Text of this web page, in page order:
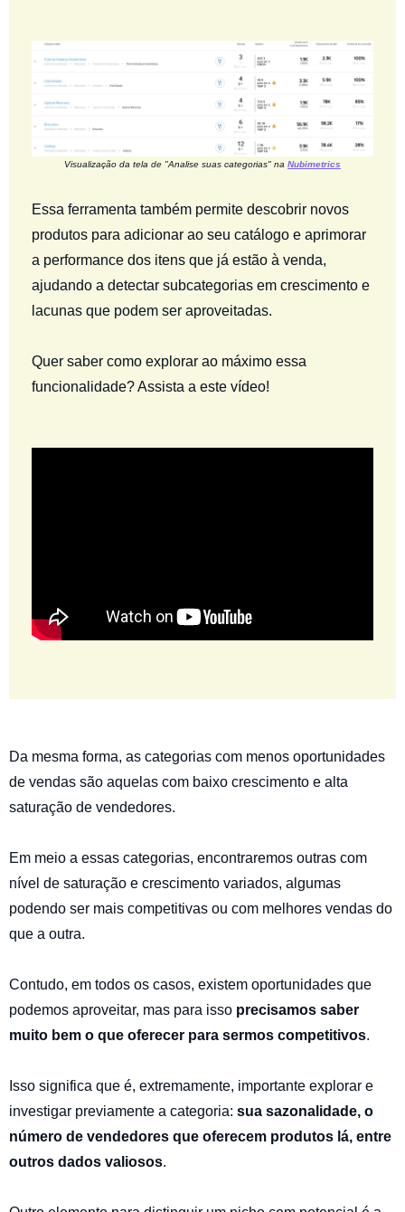
Visualização da tela de "Analise suas categorias" na Nubimetrics
Essa ferramenta também permite descobrir novos
produtos para adicionar ao seu catálogo e aprimorar
a performance dos itens que já estão à venda,
ajudando a detectar subcategorias em crescimento e
lacunas que podem ser aproveitadas.
Quer saber como explorar ao máximo essa
funcionalidade? Assista a este vídeo!
Da mesma forma, as categorias com menos oportunidades
de vendas são aquelas com baixo crescimento e alta
saturação de vendedores.
Em meio a essas categorias, encontraremos outras com
nível de saturação e crescimento variados, algumas
podendo ser mais competitivas ou com melhores vendas do
que a outra.
Contudo, em todos os casos, existem oportunidades que
podemos aproveitar, mas para isso precisamos saber
muito bem o que oferecer para sermos competitivos.
Isso significa que é, extremamente, importante explorar e
investigar previamente a categoria: sua sazonalidade, o
número de vendedores que oferecem produtos lá, entre
outros dados valiosos.